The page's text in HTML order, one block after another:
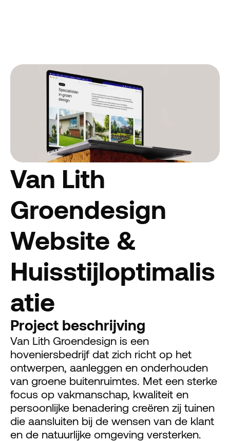
Van Lith
Groendesign
Website &
Huisstijloptimalis
atie
Project beschrijving
Van Lith Groendesign is een
hoveniersbedrijf dat zich richt op het
ontwerpen, aanleggen en onderhouden
van groene buitenruimtes. Met een sterke
focus op vakmanschap, kwaliteit en
persoonlijke benadering creëren zij tuinen
die aansluiten bij de wensen van de klant
en de natuurlijke omgeving versterken.